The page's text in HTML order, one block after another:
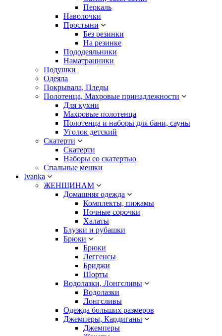
Перкаль
Наволочки
Простыни
Без резинки
На резинке
Пододеяльники
Наматрацники
Подушки
Одеяла
Покрывала, Пледы
Полотенца, Махровые принадлежности
Для кухни
Махровые полотенца
Полотенца и наборы для бани, сауны
Уголок детский
Скатерти
Скатерти
Наборы со скатертью
Спальные мешки
Ivanka
ЖЕНЩИНАМ
Домашняя одежда
Комплекты, пижамы
Ночные сорочки
Халаты
Блузки и рубашки
Брюки
Брюки
Леггенсы
Бриджи
Шорты
Водолазки, Лонгсливы
Водолазки
Лонгсливы
Одежда больших размеров
Джемперы, Кардиганы
Джемперы